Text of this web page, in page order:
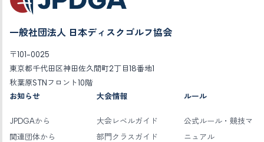
一般社団法人 日本ディスクゴルフ協会
〒101-0025
東京都千代田区神田佐久間町2丁目18番地1
秋葉原STNフロント10階
お知らせ
JPDGAから
関連団体から
大会情報
大会レベルガイド
部門クラスガイド
ルール
公式ルール・競技マ
ニュアル